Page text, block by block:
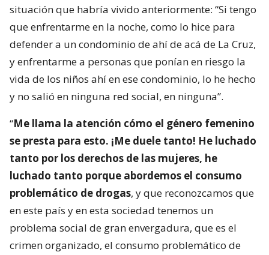
situación que habría vivido anteriormente: “Si tengo
que enfrentarme en la noche, como lo hice para
defender a un condominio de ahí de acá de La Cruz,
y enfrentarme a personas que ponían en riesgo la
vida de los niños ahí en ese condominio, lo he hecho
y no salió en ninguna red social, en ninguna”.
“Me llama la atención cómo el género femenino
se presta para esto. ¡Me duele tanto! He luchado
tanto por los derechos de las mujeres, he
luchado tanto porque abordemos el consumo
problemático de drogas, y que reconozcamos que
en este país y en esta sociedad tenemos un
problema social de gran envergadura, que es el
crimen organizado, el consumo problemático de